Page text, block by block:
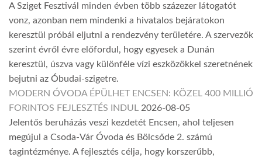
A Sziget Fesztivál minden évben több százezer látogatót
vonz, azonban nem mindenki a hivatalos bejáratokon
keresztül próbál eljutni a rendezvény területére. A szervezők
szerint évről évre előfordul, hogy egyesek a Dunán
keresztül, úszva vagy különféle vízi eszközökkel szeretnének
bejutni az Óbudai-szigetre.
MODERN ÓVODA ÉPÜLHET ENCSEN: KÖZEL 400 MILLIÓ
FORINTOS FEJLESZTÉS INDUL 2026-08-05
Jelentős beruházás veszi kezdetét Encsen, ahol teljesen
megújul a Csoda-Vár Óvoda és Bölcsőde 2. számú
tagintézménye. A fejlesztés célja, hogy korszerűbb,